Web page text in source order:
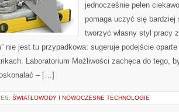
jednocześnie pełen
pomaga uczyć się bardziej
tworzyć własny styl pracy
nie jest tu przypadkowa: sugeruje podejście
Laboratorium Możliwości zachęca do tego,
– […]
ŚWIATŁOWODY I NOWOCZESNE TECHNOLOGIE